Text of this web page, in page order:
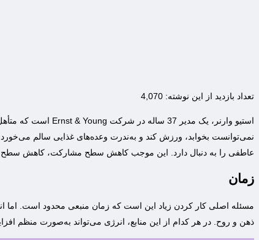
تعداد بازدید از این نوشته: 4,070
نمی‌توانست بخوابد، ورزش کند و به‌ندرت وعده‌های غذایی سالم
عاطفی را به دنبال دارد. این موجب کاهش سطح مشارکت، کاهش سطح
زمان
‌مسئله اصلی کار کردن زیاد این است که زمان منبعی محدود است. اما
ذهن و روح. در هر کدام از این منابع، انرژی می‌تواند به‌صورت منظم